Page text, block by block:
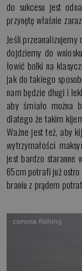
do sukcesu jest
przynętę właśnie
Jeśli przeanalizujemy
dojdziemy do
łowić bolki na
jak do takiego
nam będzie długi i
aby śmiało można
dlatego że takim
Ważne jest też, aby
wytrzymałości
jest bardzo staranne
65cm potrafi już
braniu z prądem